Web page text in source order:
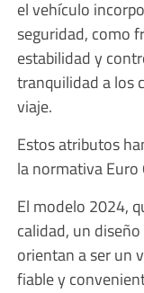
el vehículo
seguridad, como
estabilidad y
tranquilidad a los
viaje.
Estos atributos
la normativa Euro
El modelo 2024,
calidad, un
orientan a ser un
fiable y